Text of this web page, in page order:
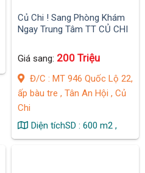
Củ Chi ! Sang Phòng Khám
Ngay Trung Tâm TT CỦ CHI
Giá sang: 200 Triệu
Đ/C : MT 946 Quốc Lộ 22,
ấp bàu tre , Tân An Hội , Củ
Chi
Diện tíchSD : 600 m2 ,